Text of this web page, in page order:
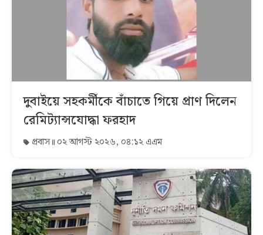
দুবাইয়ে সহকর্মীকে বাঁচাতে গিয়ে প্রাণ দিলেন
রেমিট্যান্সযোদ্ধা ফরহাদ
প্রবাস ০২ আগস্ট ২০২৬, ০৪:১২ এএম